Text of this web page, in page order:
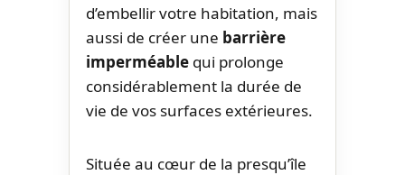
d’embellir votre habitation, mais
aussi de créer une barrière
imperméable qui prolonge
considérablement la durée de
vie de vos surfaces extérieures.
Située au cœur de la presqu’île